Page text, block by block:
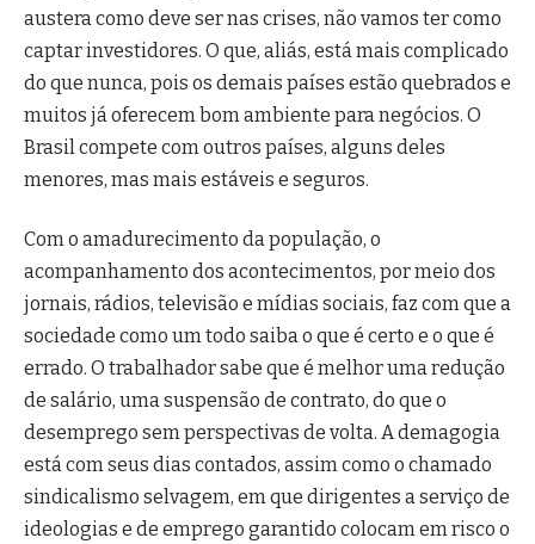
austera como deve ser nas crises, não vamos ter como
captar investidores. O que, aliás, está mais complicado
do que nunca, pois os demais países estão quebrados e
muitos já oferecem bom ambiente para negócios. O
Brasil compete com outros países, alguns deles
menores, mas mais estáveis e seguros.
Com o amadurecimento da população, o
acompanhamento dos acontecimentos, por meio dos
jornais, rádios, televisão e mídias sociais, faz com que a
sociedade como um todo saiba o que é certo e o que é
errado. O trabalhador sabe que é melhor uma redução
de salário, uma suspensão de contrato, do que o
desemprego sem perspectivas de volta. A demagogia
está com seus dias contados, assim como o chamado
sindicalismo selvagem, em que dirigentes a serviço de
ideologias e de emprego garantido colocam em risco o